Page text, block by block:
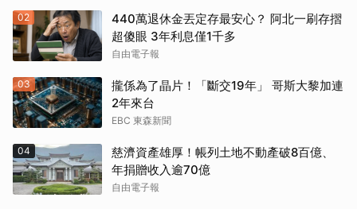
02
440萬退休金丟定存最安心？ 阿北一刷存摺
超傻眼 3年利息僅1千多
自由電子報
03
攏係為了晶片！「斷交19年」 哥斯大黎加連
2年來台
EBC 東森新聞
04
慈濟資產雄厚！帳列土地不動產破8百億、
年捐贈收入逾70億
自由電子報